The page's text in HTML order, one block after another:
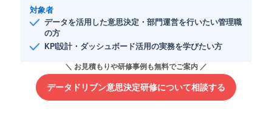
対象者
データを活用した意思決定・部門運営を行いたい管理職
の方
KPI設計・ダッシュボード活用の実務を学びたい方
データドリブン意思決定研修について相談する